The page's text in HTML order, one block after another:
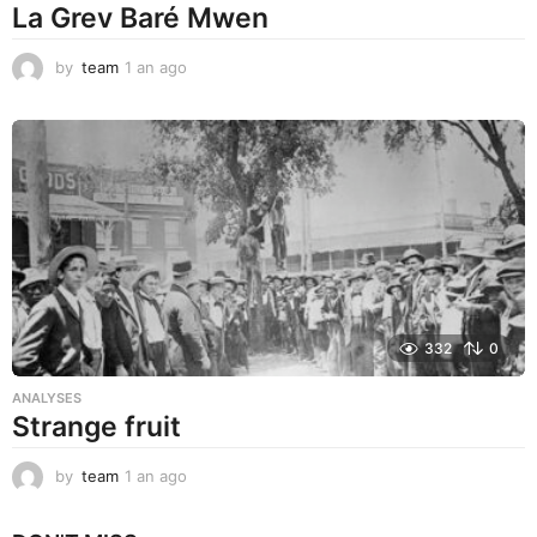
La Grev Baré Mwen
by team 1 an ago
a
g
o
332 0
ANALYSES
Strange fruit
by team 1 an ago